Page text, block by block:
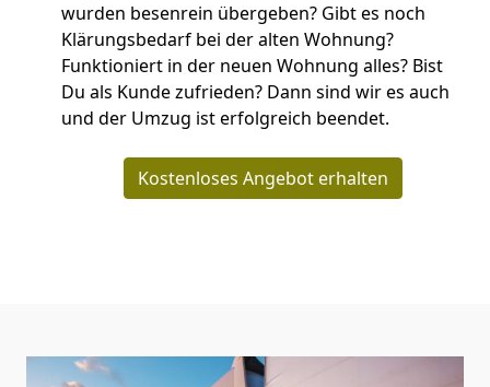
wurden besenrein übergeben? Gibt es noch
Klärungsbedarf bei der alten Wohnung?
Funktioniert in der neuen Wohnung alles? Bist
Du als Kunde zufrieden? Dann sind wir es auch
und der Umzug ist erfolgreich beendet.
Kostenloses Angebot erhalten